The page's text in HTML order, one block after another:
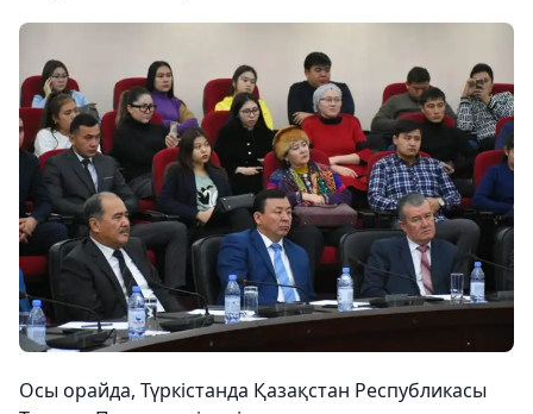
Осы орайда, Түркістанда Қазақстан Республикасы